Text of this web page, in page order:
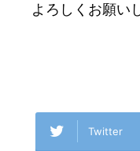
よろしくお願い
Twitter